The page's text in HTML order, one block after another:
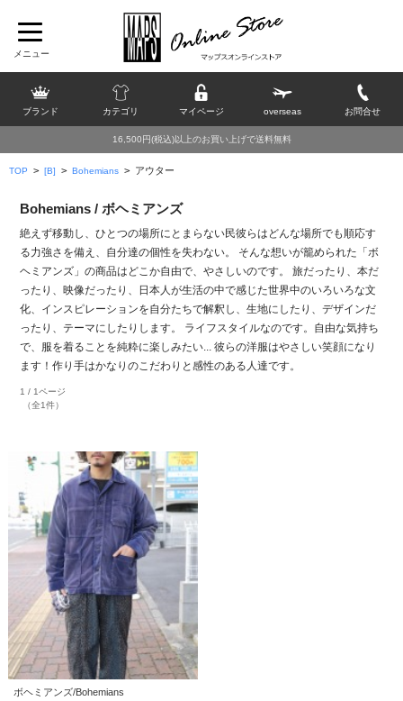
ブランド カテゴリ マイページ overseas お問合せ
16,500円(税込)以上のお買い上げで送料無料
TOP > [B] > Bohemians > アウター
Bohemians / ボヘミアンズ
絶えず移動し、ひとつの場所にとまらない民彼らはどんな場所でも順応す
る力強さを備え、自分達の個性を失わない。 そんな想いが籠められた「ボ
ヘミアンズ」の商品はどこか自由で、やさしいのです。 旅だったり、本だ
ったり、映像だったり、日本人が生活の中で感じた世界中のいろいろな文
化、インスピレーションを自分たちで解釈し、生地にしたり、デザインだ
ったり、テーマにしたりします。 ライフスタイルなのです。自由な気持ち
で、服を着ることを純粋に楽しみたい... 彼らの洋服はやさしい笑顔になり
ます！作り手はかなりのこだわりと感性のある人達です。
1 / 1ページ
（全1件）
ボヘミアンズ/Bohemians